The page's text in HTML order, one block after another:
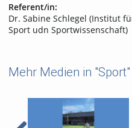
Referent/in:
Dr. Sabine Schlegel (Institut
Sport udn Sportwissenschaft)
Mehr Medien in "Sport"